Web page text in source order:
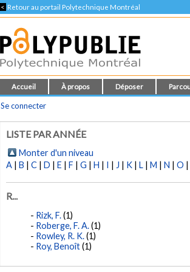
< Retour au portail Polytechnique Montréal
Accueil À propos Déposer
Se connecter
LISTE PAR ANNÉE
Monter d'un niveau
A |B |C |D |E |F |G |H | I | J | K |L |M |N |O |
R...
Rizk, F.(1)
Roberge, F. A.(1)
Rowley, R. K.(1)
Roy, Benoît(1)